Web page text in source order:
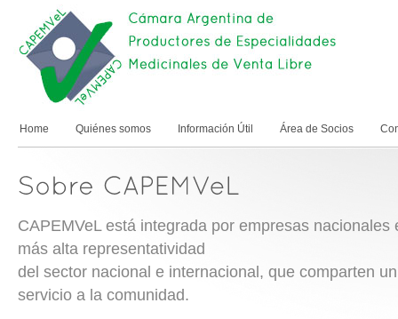
Home Quiénes somos Información Útil Área de Socios
CAPEMVeL está integrada por empresas nacionales
más alta representatividad
del sector nacional e internacional, que comparten
servicio a la comunidad.